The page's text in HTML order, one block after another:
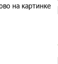
на картинке